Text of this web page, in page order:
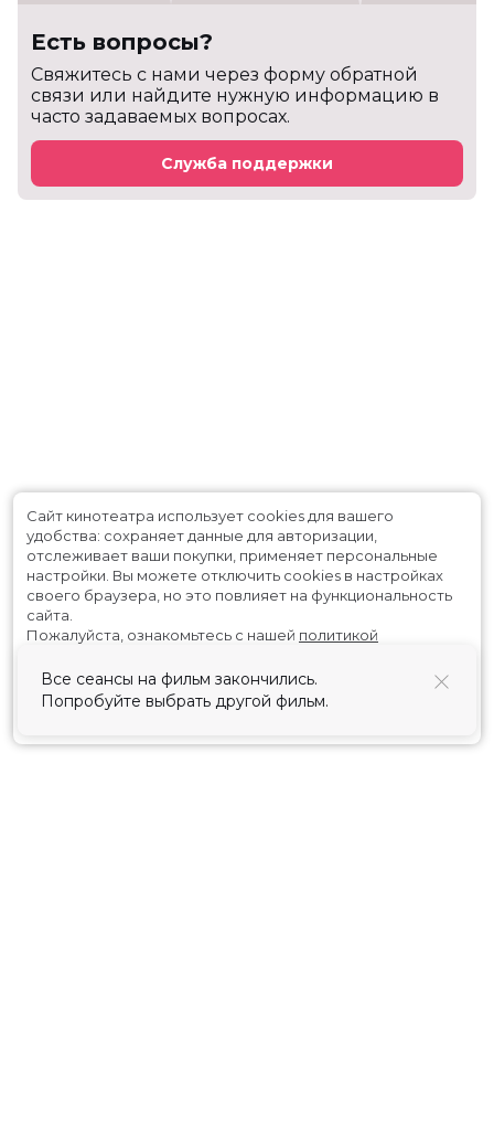
Есть вопросы?
Cвяжитесь с нами через форму обратной
связи или найдите нужную информацию в
часто задаваемых вопросах.
Служба поддержки
Все сеансы на фильм закончились.
Попробуйте выбрать другой фильм.
Сайт кинотеатра использует cookies для вашего
удобства: сохраняет данные для авторизации,
отслеживает ваши покупки, применяет персональные
настройки. Вы можете отключить cookies в настройках
своего браузера, но это повлияет на функциональность
сайта.
Пожалуйста, ознакомьтесь с нашей политикой
Принять